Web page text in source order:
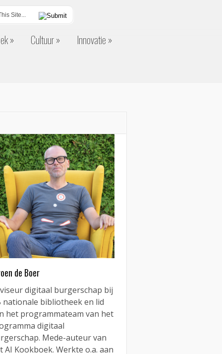
Cultuur Innovatie
de Boer
digitaal burgerschap bij
nationale bibliotheek en lid
het programmateam van het
digitaal
Mede-auteur van
AI Kookboek. Werkte o.a. aan